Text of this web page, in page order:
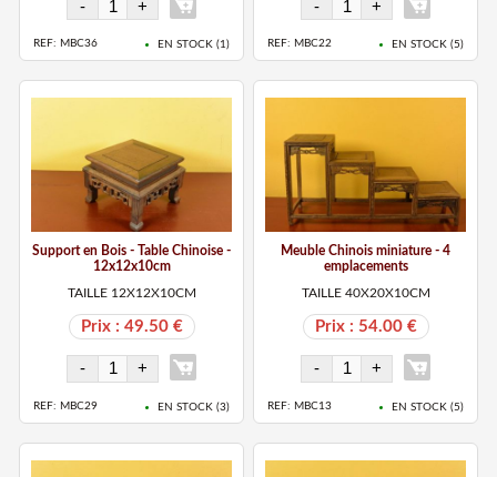
REF: MBC36 EN STOCK ( 1) REF: MBC22 EN STOCK (5)
Support en Bois - Table Chinoise -
12x12x10cm
TAILLE 12X12X10CM
Prix : 49.50 €
REF: MBC29 EN STOCK (3)
Meuble Chinois miniature - 4
emplacements
TAILLE 40X20X10CM
Prix : 54.00 €
REF: MBC13 EN STOCK ( 5)